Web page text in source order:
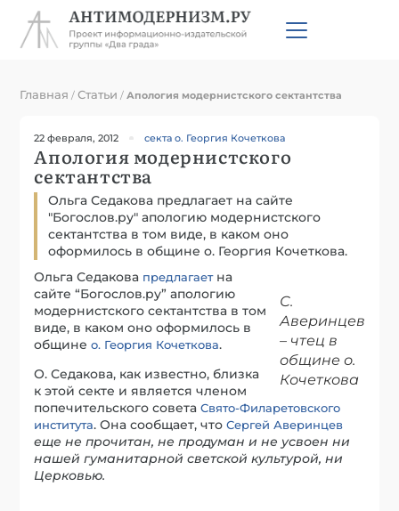
Главная /Статьи /Апология модернистского сектантства
22 февраля, 2012 секта о. Георгия Кочеткова
Апология модернистского
сектантства
Ольга Седакова предлагает на сайте
"Богослов.ру" апологию модернистского
сектантства в том виде, в каком оно
оформилось в общине о. Георгия Кочеткова.
С.
Аверинцев
– чтец в
общине о.
Кочеткова
Ольга Седакова предлагаетна
сайте “Богослов.ру” апологию
модернистского сектантства в том
виде, в каком оно оформилось в
общинео. Георгия Кочеткова.
О. Седакова, как известно, близка
к этой секте и является членом
попечительского советаСвято-Филаретовского
института. Она сообщает, чтоСергей Аверинцев
еще не прочитан, не продуман и не усвоен ни
нашей гуманитарной светской культурой, ни
Церковью.